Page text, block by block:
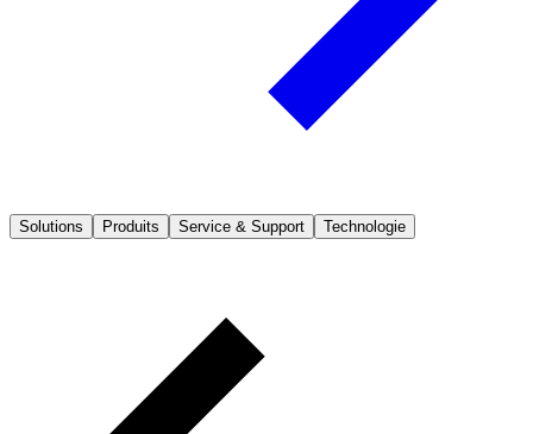
Solutions Produits Service & Support Technologie